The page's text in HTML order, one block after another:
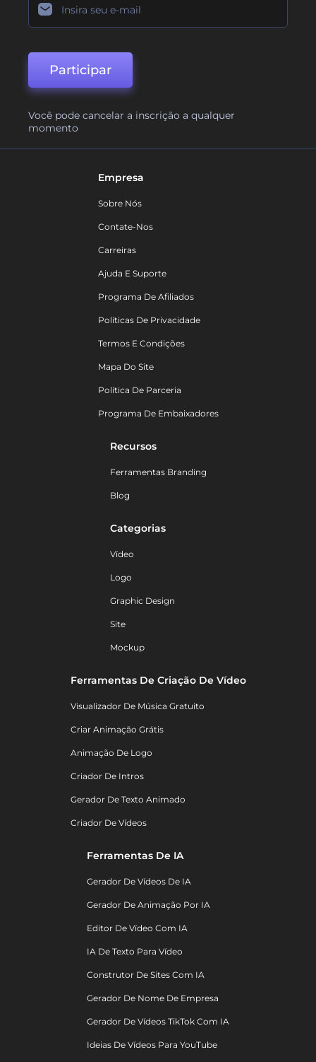
Participar
Você pode cancelar a inscrição a qualquer
momento
Empresa
Sobre Nós
Contate-Nos
Carreiras
Ajuda E Suporte
Programa De Afiliados
Políticas De Privacidade
Termos E Condições
Mapa Do Site
Política De Parceria
Programa De Embaixadores
Recursos
Ferramentas Branding
Blog
Categorias
Vídeo
Logo
Graphic Design
Site
Mockup
Ferramentas De Criação De Vídeo
Visualizador De Música Gratuito
Criar Animação Grátis
Animação De Logo
Criador De Intros
Gerador De Texto Animado
Criador De Vídeos
Ferramentas De IA
Gerador De Vídeos De IA
Gerador De Animação Por IA
Editor De Vídeo Com IA
IA De Texto Para Vídeo
Construtor De Sites Com IA
Gerador De Nome De Empresa
Gerador De Vídeos TikTok Com IA
Ideias De Vídeos Para YouTube